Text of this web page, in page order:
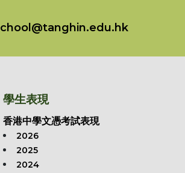
學生表現
香港中學文憑考試表現
2026
2025
2024